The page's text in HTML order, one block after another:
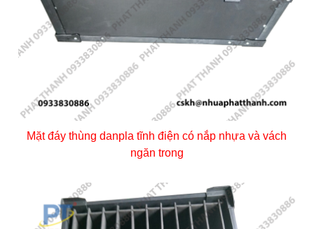
Mặt đáy thùng danpla tĩnh điện có nắp nhựa và vách
ngăn trong